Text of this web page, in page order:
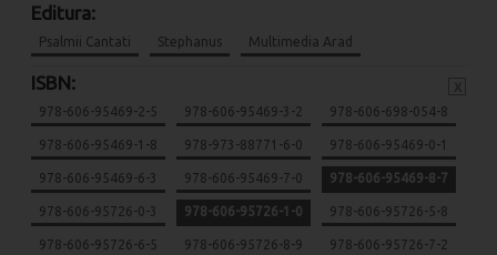
Editura:
Psalmii Cantati Stephanus Multimedia Arad
ISBN:
978-606-95469-2-5 978-606-95469-3-2 978-606-698-054-8
978-606-95469-1-8 978-973-88771-6-0 978-606-95469-0-1
978-606-95469-6-3 978-606-95469-7-0 978-606-95469-8-7
978-606-95726-0-3 978-606-95726-1-0 978-606-95726-5-8
978-606-95726-6-5 978-606-95726-8-9 978-606-95726-7-2